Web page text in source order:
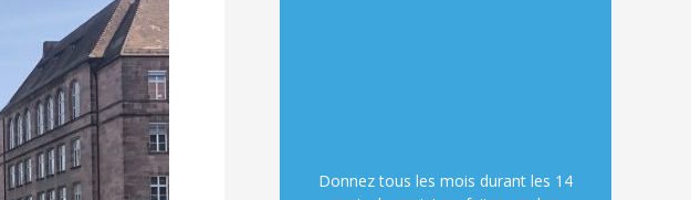
Donnez tous les mois durant les 14